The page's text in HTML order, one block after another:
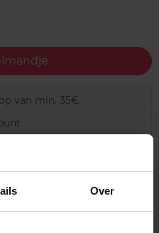
Over
van min. 35€.